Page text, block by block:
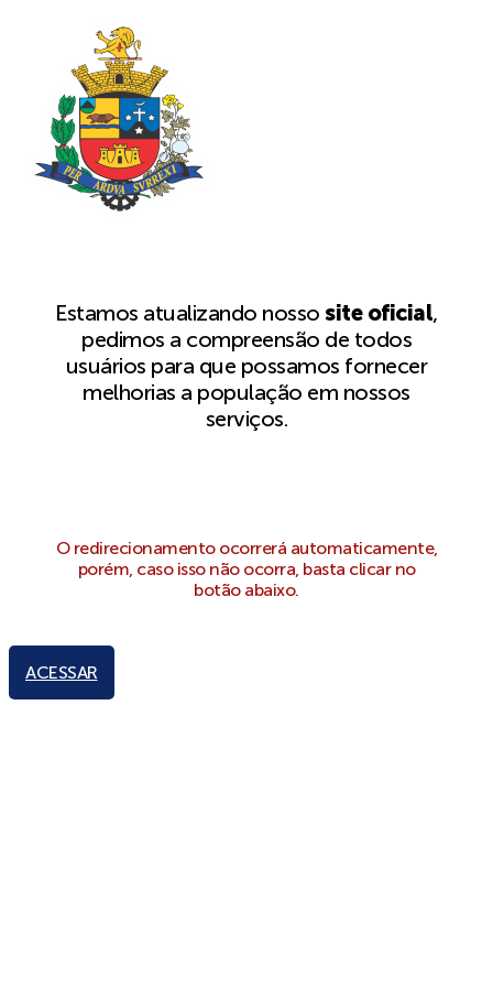
Estamos atualizando nossosite oficial,
pedimos a compreensão de todos
usuários para que possamos fornecer
melhorias a população em nossos
serviços.
O redirecionamento ocorrerá automaticamente,
porém, caso isso não ocorra, basta clicar no
botão abaixo.
ACESSAR